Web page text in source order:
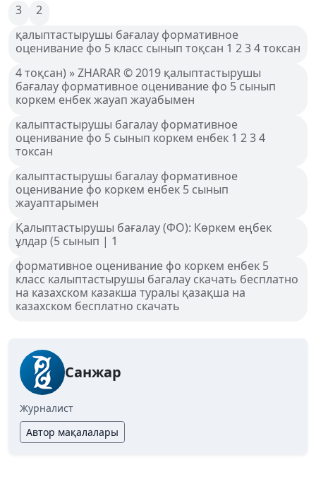
3
2
қалыптастырушы бағалау формативное
оценивание фо 5 класс сынып тоқсан 1 2 3 4 токсан
4 тоқсан) » ZHARAR © 2019 қалыптастырушы
бағалау формативное оценивание фо 5 сынып
коркем енбек жауап жауабымен
калыптастырушы багалау формативное
оценивание фо 5 сынып коркем енбек 1 2 3 4
токсан
калыптастырушы багалау формативное
оценивание фо коркем енбек 5 сынып
жауаптарымен
Қалыптастырушы бағалау (ФО): Көркем еңбек
ұлдар (5 сынып | 1
формативное оценивание фо коркем енбек 5
класс калыптастырушы багалау скачать бесплатно
на казахском казакша туралы қазақша на
казахском бесплатно скачать
Санжар
Журналист
Автор мақалалары